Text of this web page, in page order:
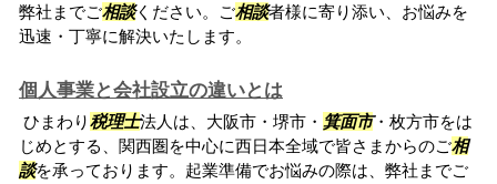
弊社までご相談ください。ご相談者様に寄り添い、お悩みを
迅速・丁寧に解決いたします。
個人事業と会社設立の違いとは
ひまわり税理士法人は、大阪市・堺市・ 箕面市・枚方市をは
じめとする、関西圏を中心に西日本全域で皆さまからのご相
談を承っております。起業準備でお悩みの際は、弊社までご